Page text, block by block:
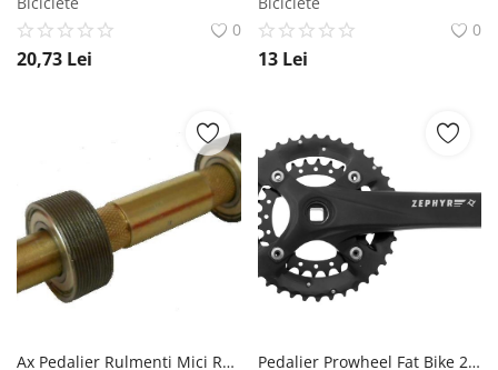
0
20,73 Lei
0
13 Lei
Ax Pedalier Rulmenti Mici Rus MX Biciclete
Pedalier Prowheel Fat Bike 28 40T Brat 170mm Ax Patrat Prowheel